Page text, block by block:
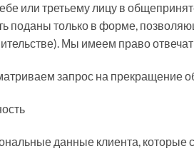
или третьему лицу в
поданы только в форме,
Мы имеем право
запрос на прекращение
данные клиента, которые